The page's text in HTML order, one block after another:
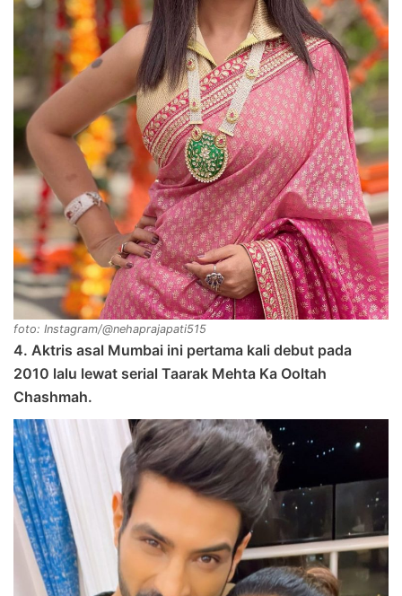
foto: Instagram/@nehaprajapati515
4. Aktris asal Mumbai ini pertama kali debut pada
2010 lalu lewat serial Taarak Mehta Ka Ooltah
Chashmah.